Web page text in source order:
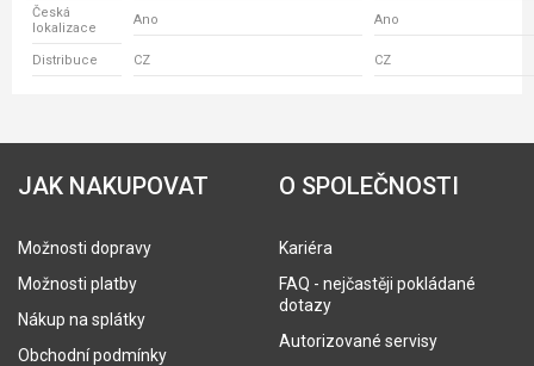
Česká
lokalizace
Ano Ano
Distribuce CZ CZ
JAK NAKUPOVAT
Možnosti dopravy
Možnosti platby
Nákup na splátky
Obchodní podmínky
O SPOLEČNOSTI
Kariéra
FAQ - nejčastěji pokládané
dotazy
Autorizované servisy